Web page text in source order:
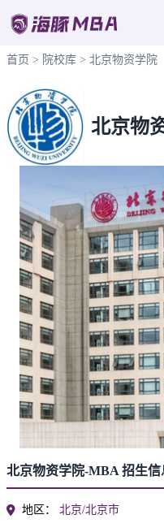
首页 > 院校库 > 北京物资学院
北京物
北京物资学院-MBA 招生信
地区： 北京/北京市